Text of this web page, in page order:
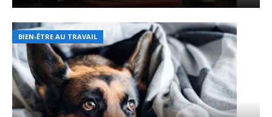
BIEN-ÊTRE AU TRAVAIL